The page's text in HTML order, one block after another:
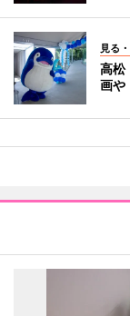
見る
高松
画や